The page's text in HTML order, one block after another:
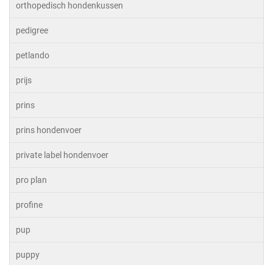
orthopedisch hondenkussen
pedigree
petlando
prijs
prins
prins hondenvoer
private label hondenvoer
pro plan
profine
pup
puppy